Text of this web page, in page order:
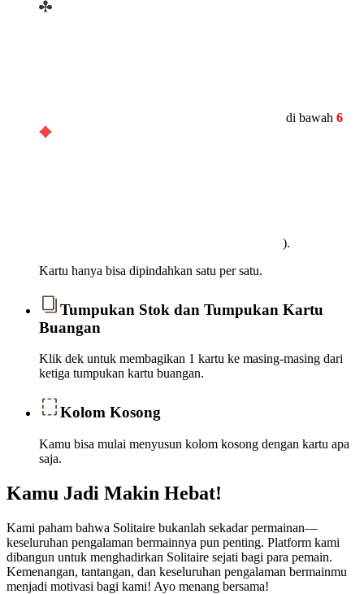
di bawah 6
).
Kartu hanya bisa dipindahkan satu per satu.
Tumpukan Stok dan Tumpukan Kartu
Buangan
Klik dek untuk membagikan 1 kartu ke masing-masing dari
ketiga tumpukan kartu buangan.
Kolom Kosong
Kamu bisa mulai menyusun kolom kosong dengan kartu apa
saja.
Kamu Jadi Makin Hebat!
Kami paham bahwa Solitaire bukanlah sekadar permainan—
keseluruhan pengalaman bermainnya pun penting. Platform kami
dibangun untuk menghadirkan Solitaire sejati bagi para pemain.
Kemenangan, tantangan, dan keseluruhan pengalaman bermainmu
menjadi motivasi bagi kami! Ayo menang bersama!